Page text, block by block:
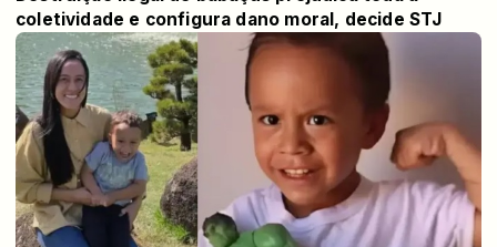
coletividade e configura dano moral, decide STJ